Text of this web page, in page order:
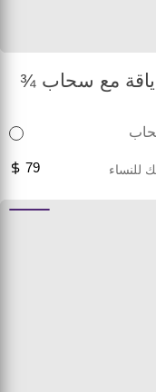
مع سحاب ¾
للنساء 79